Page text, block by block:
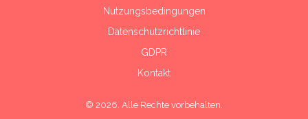
Nutzungsbedingungen
Datenschutzrichtlinie
GDPR
Kontakt
© 2026. Alle Rechte vorbehalten.